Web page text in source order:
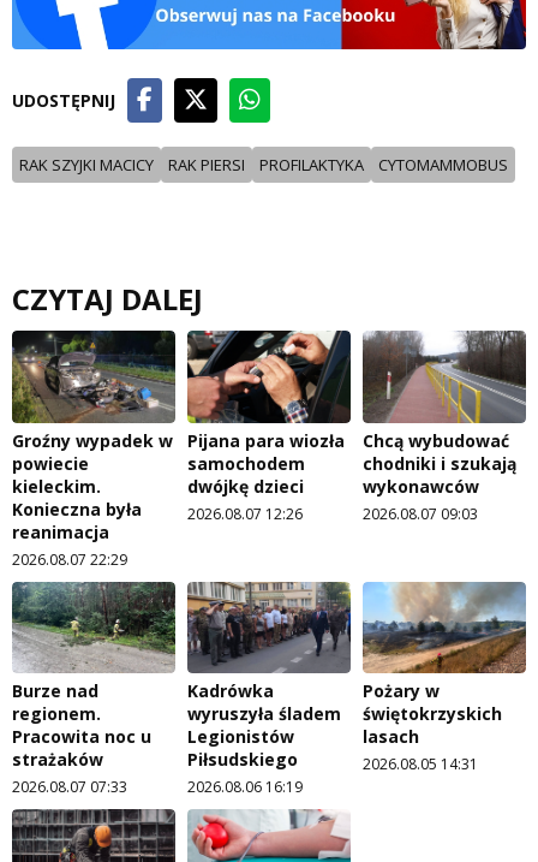
UDOSTĘPNIJ
RAK SZYJKI MACICY RAK PIERSI PROFILAKTYKA CYTOMAMMOBUS
CZYTAJ DALEJ
Groźny wypadek w
powiecie
kieleckim.
Konieczna była
reanimacja
2026.08.07 22:29
Pijana para wiozła
samochodem
dwójkę dzieci
2026.08.07 12:26
Chcą wybudować
chodniki i szukają
wykonawców
2026.08.07 09:03
Burze nad
regionem.
Pracowita noc u
strażaków
2026.08.07 07:33
Kadrówka
wyruszyła śladem
Legionistów
Piłsudskiego
2026.08.06 16:19
Pożary w
świętokrzyskich
lasach
2026.08.05 14:31